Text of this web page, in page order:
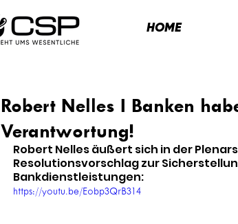
HOME
Robert Nelles I Banken
Verantwortung!
Robert Nelles äußert sich in der
Resolutionsvorschlag zur
Bankdienstleistungen:
https://youtu.be/Eobp3QrB314